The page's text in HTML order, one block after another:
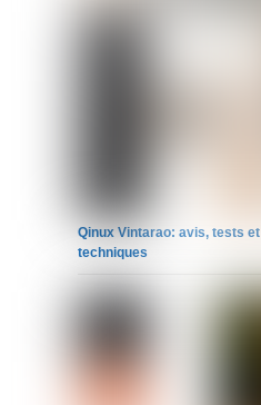
Qinux Vintarao: avis, tests
techniques